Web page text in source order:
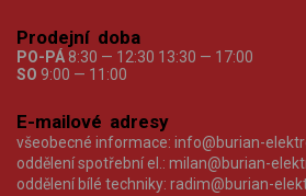
Prodejní doba
PO-PÁ 8:30 — 12:30 13:30 — 17:00
SO 9:00 — 11:00
E-mailové adresy
všeobecné informace: info@burian-
oddělení spotřební el.: milan@burian-
oddělení bílé techniky: radim@burian-